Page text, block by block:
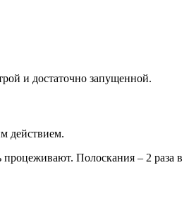
и достаточно запущенной.
действием.
Полоскания – 2 раза в